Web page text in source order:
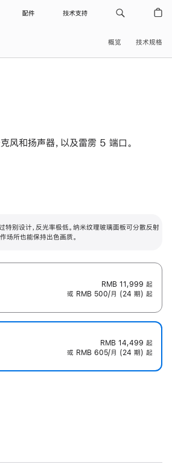
配件 技术支持
概览 技术规格
和扬声器，以及雷雳 5 端口。
特别设计，反光率极低。纳米纹理玻璃面板可分散反射
场所也能保持出色画质。
RMB 11,999 起
或 RMB 500/月 (24 期) 起
RMB 14,499 起
或 RMB 605/月 (24 期) 起